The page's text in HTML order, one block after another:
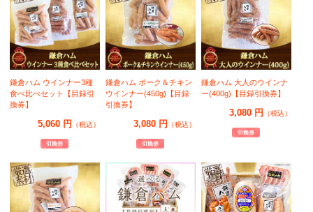
鎌倉ハム ウインナー3種
食べ比べセット【目録引
換券】
5,060 円 （税込）
鎌倉ハム ポーク＆チキン
ウインナー(450g)【目録
引換券】
3,080 円 （税込）
鎌倉ハム 大人のウインナ
ー(400g)【目録引換券】
3,080 円 （税込）